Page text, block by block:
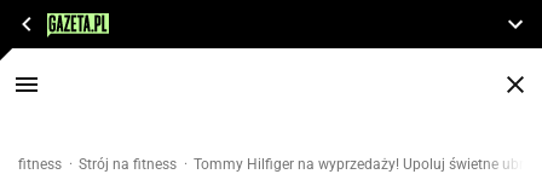
fitness Strój na fitness Tommy Hilfiger na wyprzedaży! Upoluj świetne